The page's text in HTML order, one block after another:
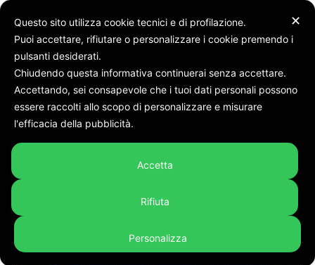
Rubriche MARCHE FLASH
✕
Questo sito utilizza cookie tecnici e di profilazione.
Puoi accettare, rifiutare o personalizzare i cookie premendo i
pulsanti desiderati.
Chiudendo questa informativa continuerai senza accettare.
Accettando, sei consapevole che i tuoi dati personali possono
essere raccolti allo scopo di personalizzare e misurare
l'efficacia della pubblicità.
Accetta
Rifiuta
Personalizza